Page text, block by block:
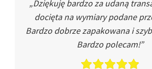
„Dziękuję bardzo za udaną
docięta na wymiary podane
Bardzo dobrze zapakowana i
Bardzo polecam!”